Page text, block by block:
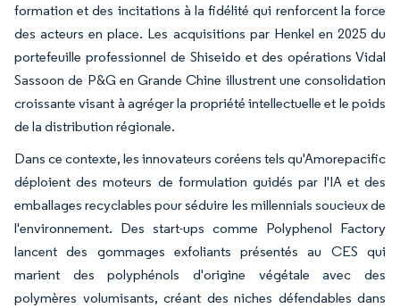
formation et des incitations à la fidélité qui renforcent la force
des acteurs en place. Les acquisitions par Henkel en 2025 du
portefeuille professionnel de Shiseido et des opérations Vidal
Sassoon de P&G en Grande Chine illustrent une consolidation
croissante visant à agréger la propriété intellectuelle et le poids
de la distribution régionale.
Dans ce contexte, les innovateurs coréens tels qu'Amorepacific
déploient des moteurs de formulation guidés par l'IA et des
emballages recyclables pour séduire les millennials soucieux de
l'environnement. Des start-ups comme Polyphenol Factory
lancent des gommages exfoliants présentés au CES qui
marient des polyphénols d'origine végétale avec des
polymères volumisants, créant des niches défendables dans